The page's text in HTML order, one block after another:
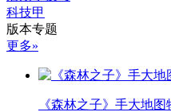
科技甲
版本专题
更多»
《森林之子》手大地